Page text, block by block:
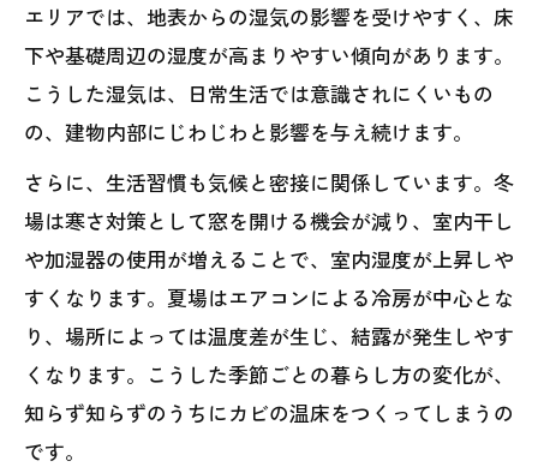
エリアでは、地表からの湿気の影響を受けやすく、床
下や基礎周辺の湿度が高まりやすい傾向があります。
こうした湿気は、日常生活では意識されにくいもの
の、建物内部にじわじわと影響を与え続けます。
さらに、生活習慣も気候と密接に関係しています。冬
場は寒さ対策として窓を開ける機会が減り、室内干し
や加湿器の使用が増えることで、室内湿度が上昇しや
すくなります。夏場はエアコンによる冷房が中心とな
り、場所によっては温度差が生じ、結露が発生しやす
くなります。こうした季節ごとの暮らし方の変化が、
知らず知らずのうちにカビの温床をつくってしまうの
です。